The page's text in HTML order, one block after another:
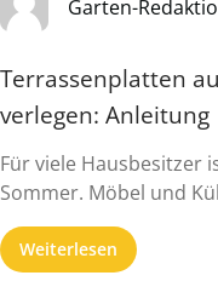
Garten-
Terrassenplatten
verlegen: Anleitung
Für viele Hausbesitzer
Sommer. Möbel und
Weiterlesen